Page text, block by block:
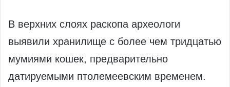
В верхних слоях раскопа археологи
выявили хранилище с более чем тридцатью
мумиями кошек, предварительно
датируемыми птолемеевским временем.